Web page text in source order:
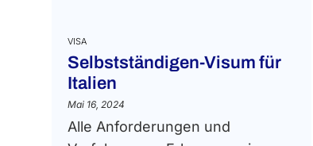
VISA
Selbstständigen-Visum für
Italien
Mai 16, 2024
Alle Anforderungen und